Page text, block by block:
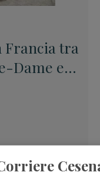
Francia tra
Dame e